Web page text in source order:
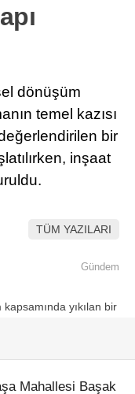
dönüşüm
temel kazısı
değerlendirilen bir
inşaat
TÜM YAZILARI
Gündem
Mahallesi Başak